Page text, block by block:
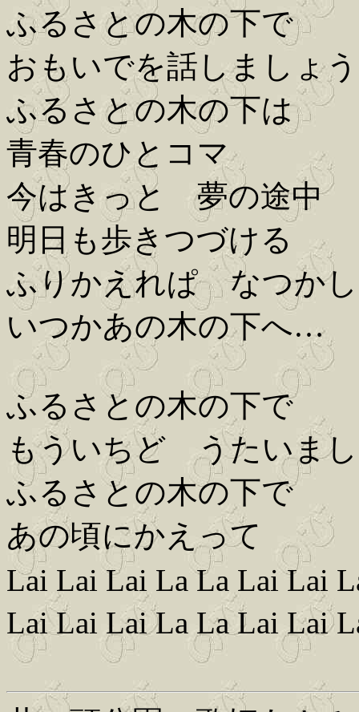
ふるさとの木の下で
おもいでを話しましょう
ふるさとの木の下は
青春のひとコマ
今はきっと 夢の途中
明日も歩きつづける
ふりかえれぱ なつか
いつかあの木の下へ…
ふるさとの木の下で
もういちど うたいま
ふるさとの木の下で
あの頃にかえって
Lai Lai Lai La La Lai Lai
Lai Lai Lai La La Lai Lai